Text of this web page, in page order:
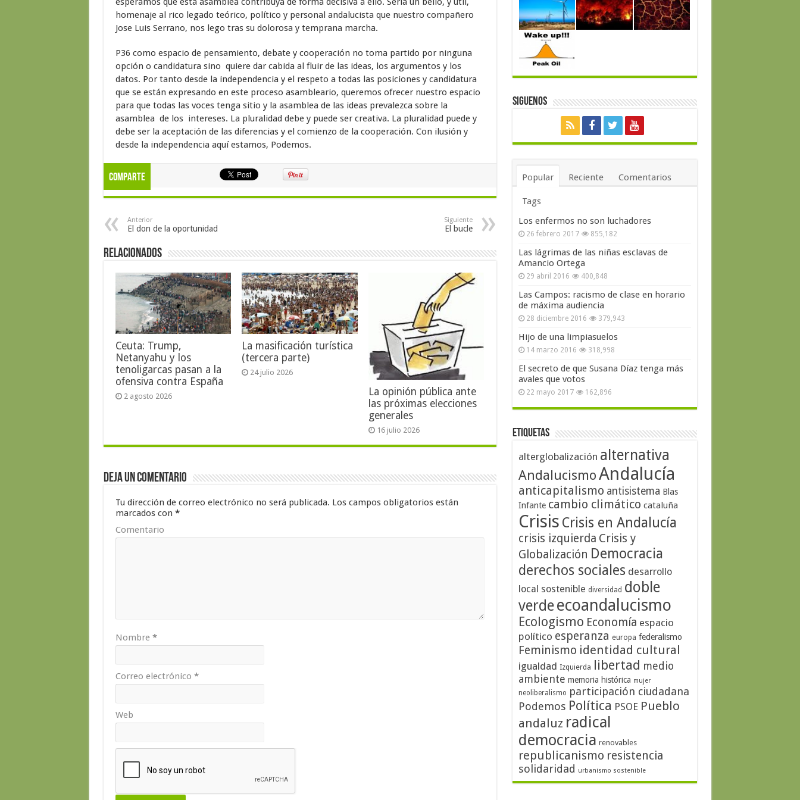
homenaje al rico legado teórico, político y personal andalucista que nuestro compañero
Jose Luis Serrano, nos lego tras su dolorosa y temprana marcha.
P36 como espacio de pensamiento, debate y cooperación no toma partido por ninguna
opción o candidatura sino quiere dar cabida al fluir de las ideas, los argumentos y los
datos. Por tanto desde la independencia y el respeto a todas las posiciones y candidatura
que se están expresando en este proceso asambleario, queremos ofrecer nuestro espacio
para que todas las voces tenga sitio y la asamblea de las ideas prevalezca sobre la
asamblea de los intereses. La pluralidad debe y puede ser creativa. La pluralidad puede y
debe ser la aceptación de las diferencias y el comienzo de la cooperación. Con ilusión y
desde la independencia aquí estamos, Podemos.
Comparte
Anterior
El don de la oportunidad
Siguiente
El bucle
Relacionados
Ceuta: Trump,
Netanyahu y los
tenoligarcas pasan a la
ofensiva contra España
2 agosto 2026
La masificación turística
(tercera parte)
24 julio 2026
La opinión pública ante
las próximas elecciones
generales
16 julio 2026
Deja un comentario
Tu dirección de correo electrónico no será publicada. Los campos obligatorios están
marcados con *
Comentario
Nombre *
Correo electrónico *
Web
Siguenos
Popular Reciente Comentarios
Tags
Los enfermos no son luchadores
26 febrero 2017 855,182
Las lágrimas de las niñas esclavas de
Amancio Ortega
29 abril 2016 400,848
Las Campos: racismo de clase en horario
de máxima audiencia
28 diciembre 2016 379,943
Hijo de una limpiasuelos
14 marzo 2016 318,998
El secreto de que Susana Díaz tenga más
avales que votos
22 mayo 2017 162,896
Etiquetas
alterglobalización alternativa
AndalucismoAndalucía
anticapitalismo antisistema Blas
Infante cambio climático cataluña
Crisis Crisis en Andalucía
crisis izquierda Crisis y
Globalización Democracia
derechos sociales desarrollo
local sostenible diversidad doble
verdeecoandalucismo
Ecologismo Economía espacio
político esperanza europa federalismo
Feminismo identidad cultural
igualdad Izquierda libertad medio
ambiente memoria histórica mujer
neoliberalismo participación ciudadana
Podemos Política PSOE Pueblo
andaluz radical
democracia renovables
republicanismo resistencia
solidaridad urbanismo sostenible